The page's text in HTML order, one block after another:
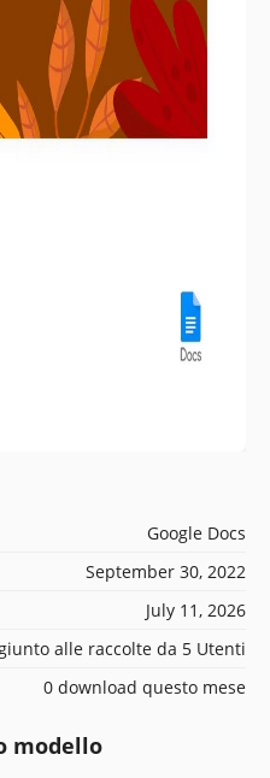
Google Docs
September 30, 2022
July 11, 2026
alle raccolte da 5 Utenti
0 download questo mese
modello